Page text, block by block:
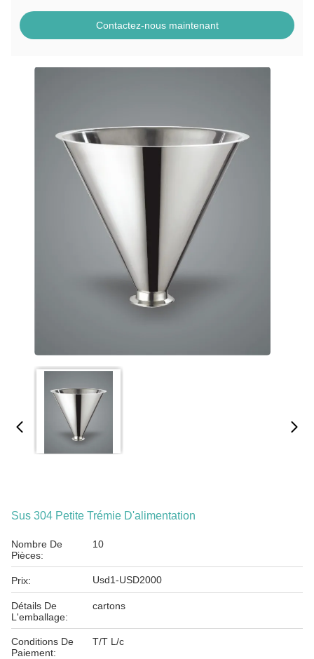
Contactez-nous maintenant
Sus 304 Petite Trémie D'alimentation
Nombre De
Pièces:
10
Prix: Usd1-USD2000
Détails De
L'emballage:
cartons
Conditions De
Paiement:
T/T L/c